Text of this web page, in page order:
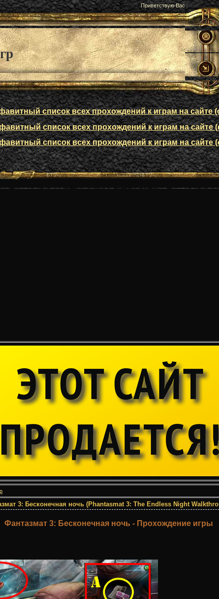
Приветствую Вас
список всех прохождений к играм на сайте
список всех прохождений к играм на сайте
список всех прохождений к играм на сайте
3: Бесконечная ночь (Phantasmat 3: The Endless Night
Фантазмат 3: Бесконечная ночь - Прохождение игры